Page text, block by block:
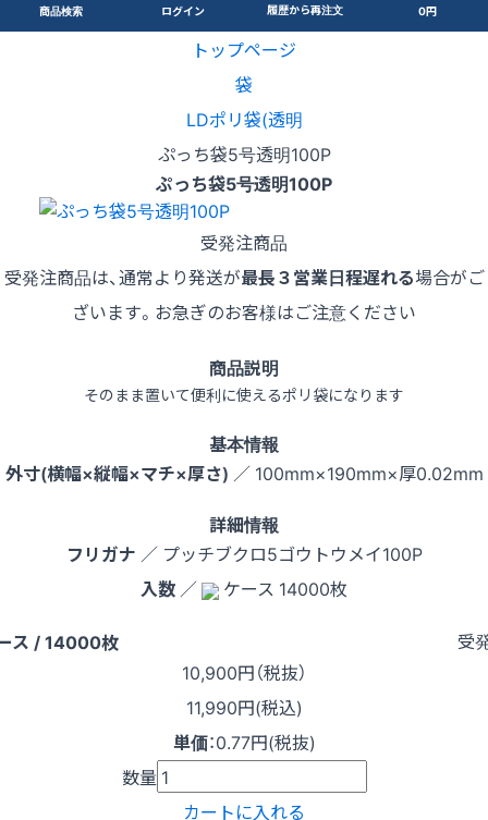
商品検索 ログイン 履歴から再注文
0円
トップページ
袋
LDポリ袋(透明
ぷっち袋5号透明100P
ぷっち袋5号透明100P
受発注商品
受発注商品は、通常より発送が最長３営業日程遅れる場合がご
ざいます。お急ぎのお客様はご注意ください
商品説明
そのまま置いて便利に使えるポリ袋になります
基本情報
外寸(横幅×縦幅×マチ×厚さ) ／ 100mm×190mm×厚0.02mm
詳細情報
フリガナ ／ プッチブクロ5ゴウトウメイ100P
入数 ／ ケース 14000枚
ス / 14000枚
受
10,900円（税抜）
11,990円(税込)
単価：0.77円(税抜)
数量
カートに入れる